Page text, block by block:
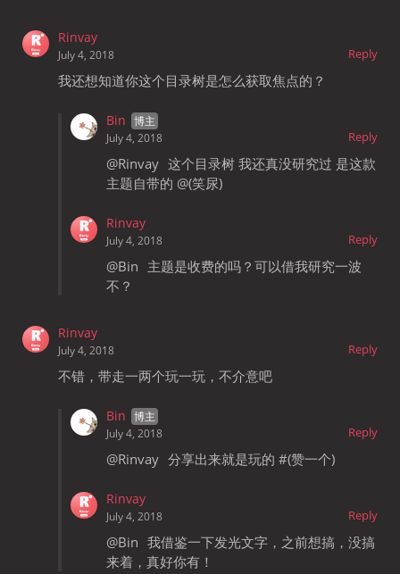
Rinvay
Reply
July 4, 2018
我还想知道你这个目录树是怎么获取焦点的？
Bin
Reply
July 4, 2018
@Rinvay 这个目录树 我还真没研究过 是这款
主题自带的 @(笑尿)
Rinvay
Reply
July 4, 2018
@Bin 主题是收费的吗？可以借我研究一波
不？
Rinvay
Reply
July 4, 2018
不错，带走一两个玩一玩，不介意吧
Bin
Reply
July 4, 2018
@Rinvay 分享出来就是玩的 #(赞一个)
Rinvay
Reply
July 4, 2018
@Bin 我借鉴一下发光文字，之前想搞，没搞
来着，真好你有！